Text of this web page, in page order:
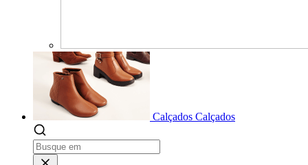
Calçados Calçados